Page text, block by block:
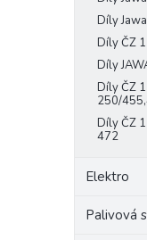
Díly
Díly ČZ
Díly
Díly ČZ
250/
Díly ČZ
472
Elektro
Palivová